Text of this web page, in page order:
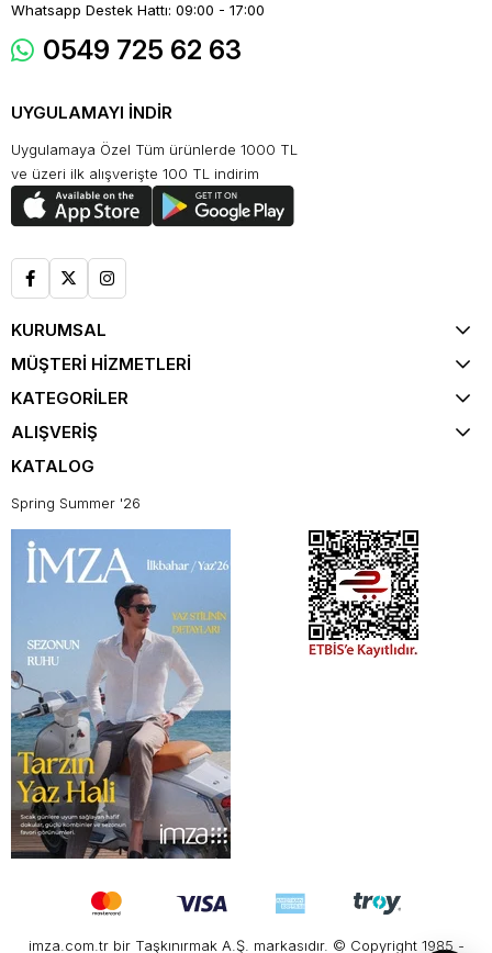
Whatsapp Destek Hattı: 09:00 - 17:00
0549 725 62 63
UYGULAMAYI İNDİR
Uygulamaya Özel Tüm ürünlerde 1000 TL
ve üzeri ilk alışverişte 100 TL indirim
KURUMSAL
MÜŞTERİ HİZMETLERİ
KATEGORİLER
ALIŞVERİŞ
KATALOG
Spring Summer '26
imza.com.tr bir Taşkınırmak A.Ş. markasıdır. © Copyright 1985 -